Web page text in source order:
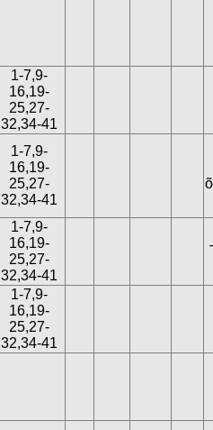
1-7,9-
16,19-
25,27-
32,34-41
1-7,9-
16,19-
25,27-
32,34-41
1-7,9-
16,19-
25,27-
32,34-41
1-7,9-
16,19-
25,27-
32,34-41